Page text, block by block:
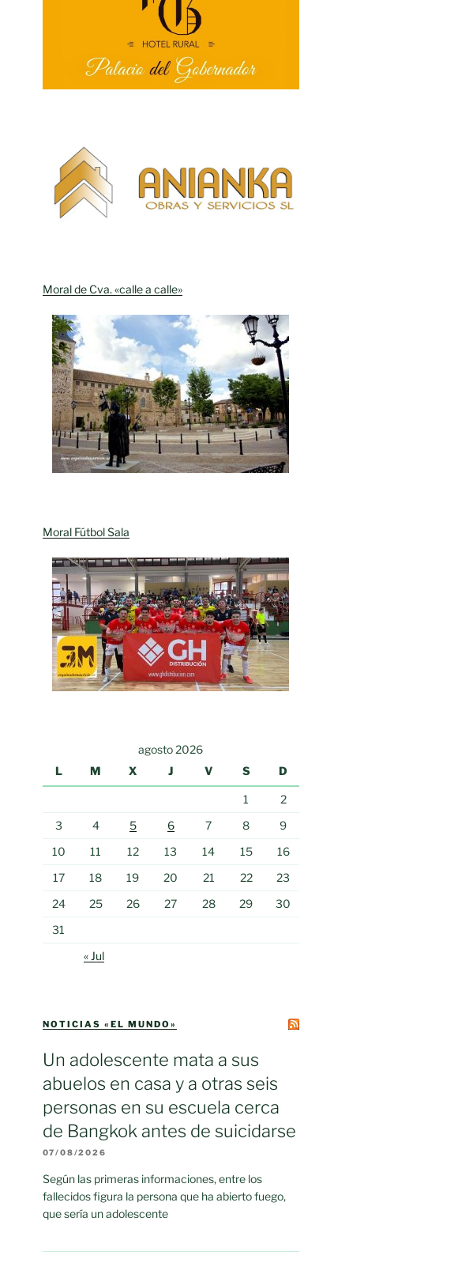
Moral de Cva. «calle a calle»
Moral Fútbol Sala
agosto 2026
L
M X J V S D
1
2
3
4 5 6 7 8
9
10
11 12 13 14 15
16
17
18 19 20 21 22
23
24
25 26 27 28 29
30
31
« Jul
NOTICIAS «EL MUNDO»
Un adolescente mata a sus
abuelos en casa y a otras seis
personas en su escuela cerca
de Bangkok antes de suicidarse
07/08/2026
Según las primeras informaciones, entre los
fallecidos figura la persona que ha abierto fuego,
que sería un adolescente